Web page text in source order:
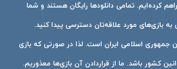
کرده‌ایم. تمامی دانلودها رایگان هستند و شما
به بازی‌های مورد علاقه‌تان دسترسی پیدا کنید.
جمهوری اسلامی ایران است. لذا در صورتی که بازی
کشور باشد. ما از قراردادن آن بازی‌ها معذوریم.